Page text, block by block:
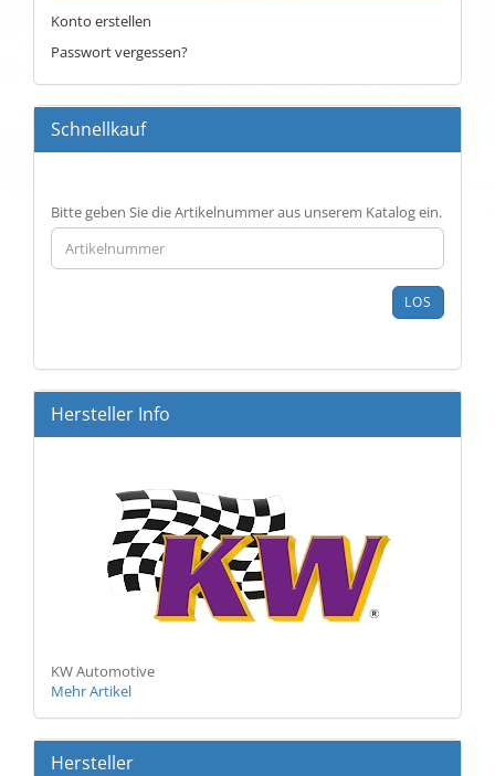
Konto erstellen
Passwort vergessen?
Schnellkauf
BITTE
GEBEN
SIE
DIE
EIN.
Bitte geben Sie die Artikelnummer aus unserem Katalog ein.
LOS
Hersteller Info
KW Automotive
Mehr Artikel
Hersteller